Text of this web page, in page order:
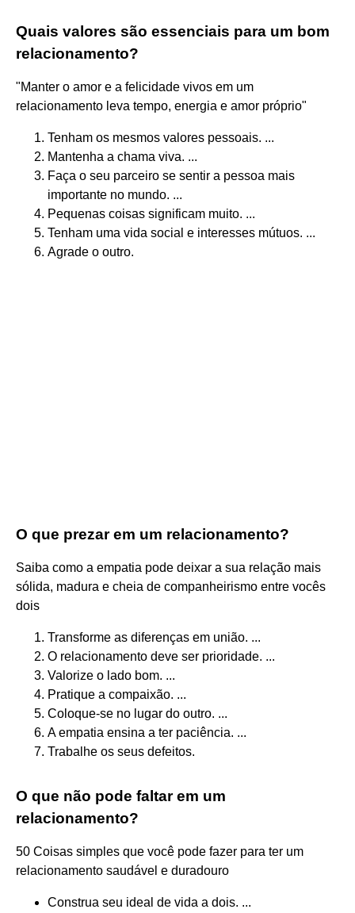
Quais valores são essenciais para um bom
relacionamento?
"Manter o amor e a felicidade vivos em um
relacionamento leva tempo, energia e amor próprio"
Tenham os mesmos valores pessoais. ...
Mantenha a chama viva. ...
Faça o seu parceiro se sentir a pessoa mais
importante no mundo. ...
Pequenas coisas significam muito. ...
Tenham uma vida social e interesses mútuos. ...
Agrade o outro.
O que prezar em um relacionamento?
Saiba como a empatia pode deixar a sua relação mais
sólida, madura e cheia de companheirismo entre vocês
dois
Transforme as diferenças em união. ...
O relacionamento deve ser prioridade. ...
Valorize o lado bom. ...
Pratique a compaixão. ...
Coloque-se no lugar do outro. ...
A empatia ensina a ter paciência. ...
Trabalhe os seus defeitos.
O que não pode faltar em um
relacionamento?
50 Coisas simples que você pode fazer para ter um
relacionamento saudável e duradouro
Construa seu ideal de vida a dois. ...